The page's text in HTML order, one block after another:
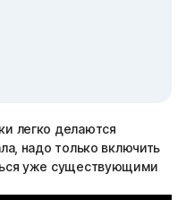
легко делаются
надо только включить
уже существующими